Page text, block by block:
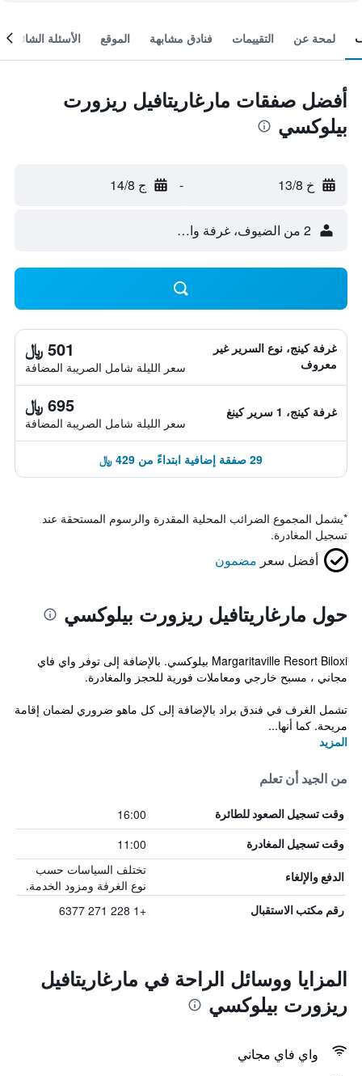
لمحة عن التقييمات فنادق مشابهة الموقع الأسئلة الشائعة
أفضل صفقات مارغاريتافيل ريزورت
بيلوكسي
خ 13/8 - ج 14/8
2 من الضيوف، غرفة واحدة
غرفة كينج، نوع السرير غير
معروف
501 ﷼
سعر الليلة شامل الصريبة المضافة
غرفة كينج، 1 سرير كينغ 695 ﷼
سعر الليلة شامل الصريبة المضافة
29 صفقة إضافية ابتداءً من 429 ﷼
*يشمل المجموع الضرائب المحلية المقدرة والرسوم المستحقة عند
تسجيل المغادرة.
أفضل سعر مضمون
حول مارغاريتافيل ريزورت بيلوكسي
Margaritaville Resort Biloxi بيلوكسي. بالإضافة إلى توفر واي فاي
مجاني ، مسبح خارجي ومعاملات فورية للحجز والمغادرة.
تشمل الغرف في فندق براد بالإضافة إلى كل ماهو ضروري لضمان إقامة
مريحة. كما أنها...
المزيد
من الجيد أن تعلم
وقت تسجيل الصعود للطائرة 16:00
وقت تسجيل المغادرة 11:00
الدفع والإلغاء
تختلف السياسات حسب
نوع الغرفة ومزود الخدمة.
رقم مكتب الاستقبال +1 228 271 6377
المزايا ووسائل الراحة في مارغاريتافيل
ريزورت بيلوكسي
واي فاي مجاني